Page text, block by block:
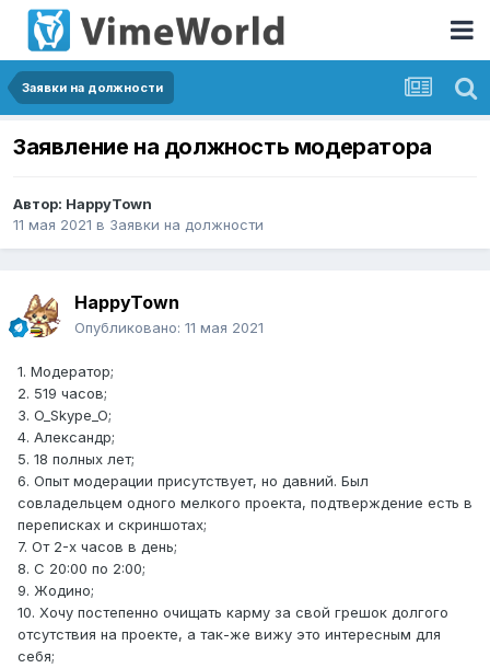
Заявки на должности
Заявление на должность модератора
Автор: HappyTown
11 мая 2021 в Заявки на должности
HappyTown
Опубликовано: 11 мая 2021
1. Модератор;
2. 519 часов;
3. O_Skype_O;
4. Александр;
5. 18 полных лет;
6. Опыт модерации присутствует, но давний. Был
совладельцем одного мелкого проекта, подтверждение есть в
переписках и скриншотах;
7. От 2-х часов в день;
8. С 20:00 по 2:00;
9. Жодино;
10. Хочу постепенно очищать карму за свой грешок долгого
отсутствия на проекте, а так-же вижу это интересным для
себя;